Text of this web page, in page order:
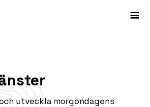
utveckla morgondagens